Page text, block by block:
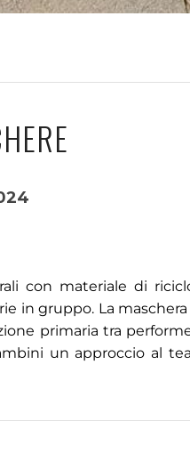
con materiale di
in gruppo. La maschera
primaria tra
un approccio al